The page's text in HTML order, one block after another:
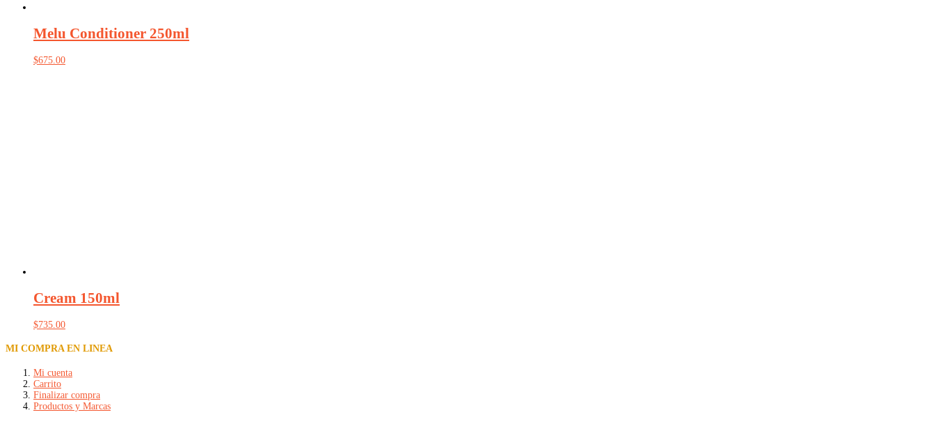
Melu Conditioner 250ml
$675.00
Cream 150ml
$735.00
MI COMPRA EN LINEA
Mi cuenta
Carrito
Finalizar compra
Productos y Marcas